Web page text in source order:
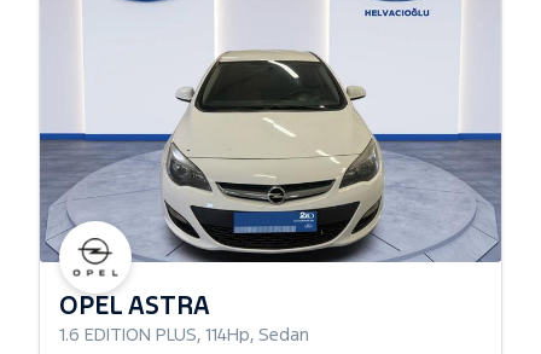
OPEL ASTRA
1.6 EDITION PLUS, 114Hp, Sedan